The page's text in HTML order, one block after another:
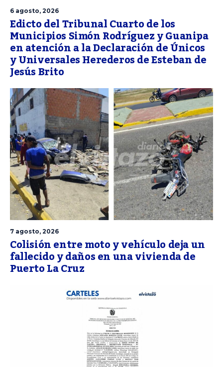
6 agosto, 2026
Edicto del Tribunal Cuarto de los
Municipios Simón Rodríguez y Guanipa
en atención a la Declaración de Únicos
y Universales Herederos de Esteban de
Jesús Brito
7 agosto, 2026
Colisión entre moto y vehículo deja un
fallecido y daños en una vivienda de
Puerto La Cruz